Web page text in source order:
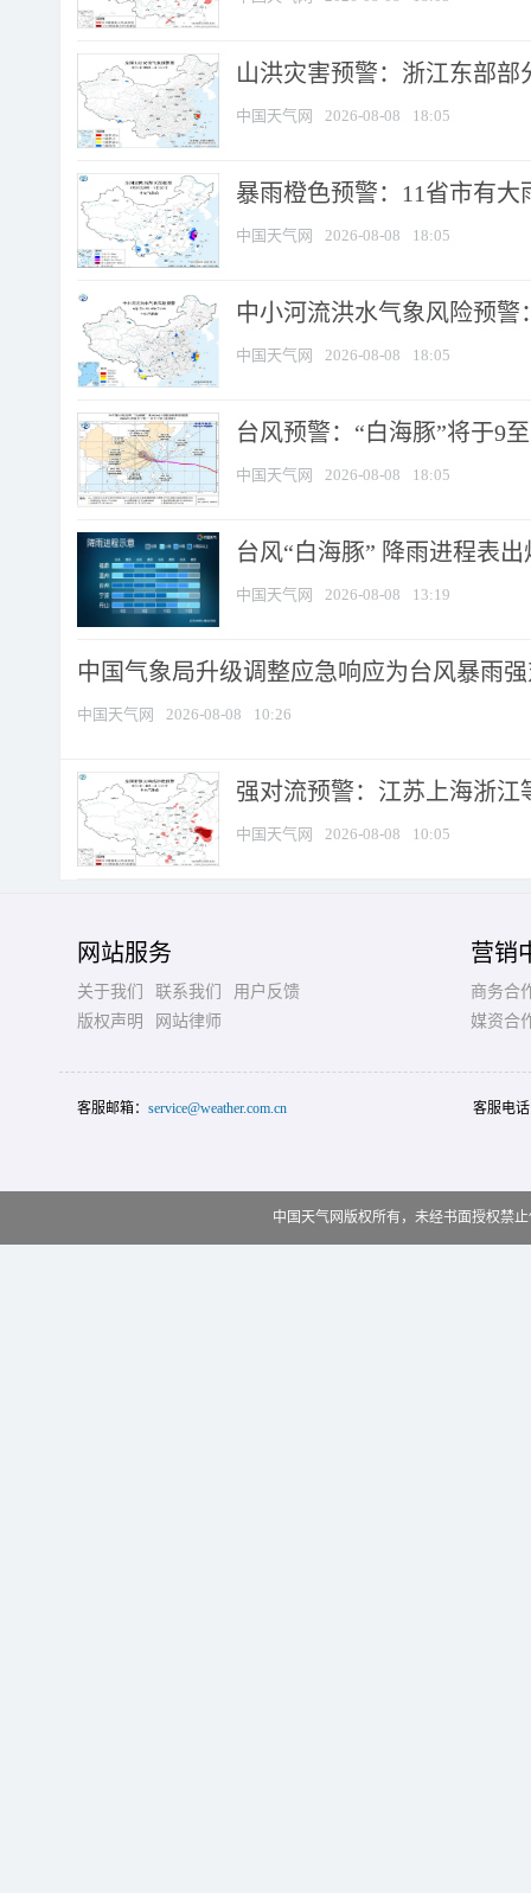
山洪灾害预警：浙江东部
中国天气网 2026-08-08 18:05
暴雨橙色预警：11省市有
中国天气网 2026-08-08 18:05
中小河流洪水气象风险预
中国天气网 2026-08-08 18:05
台风预警：“白海豚”将于9
中国天气网 2026-08-08 18:05
台风“白海豚” 降雨进程表
中国天气网 2026-08-08 13:19
中国气象局升级调整应急响应为台风暴雨
中国天气网 2026-08-08 10:26
强对流预警：江苏上海浙江
中国天气网 2026-08-08 10:05
网站服务
关于我们 联系我们
用户反馈
版权声明
网站律师
营销
商务合
媒资合
客服邮箱： service@weather.com.cn 客服电
中国天气网版权所有，未经书面授权